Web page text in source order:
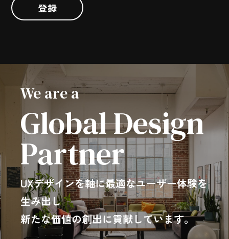
登録
We are a
Global Design
Partner
UXデザインを軸に最適なユーザー体験を
生み出し
新たな価値の創出に貢献しています。